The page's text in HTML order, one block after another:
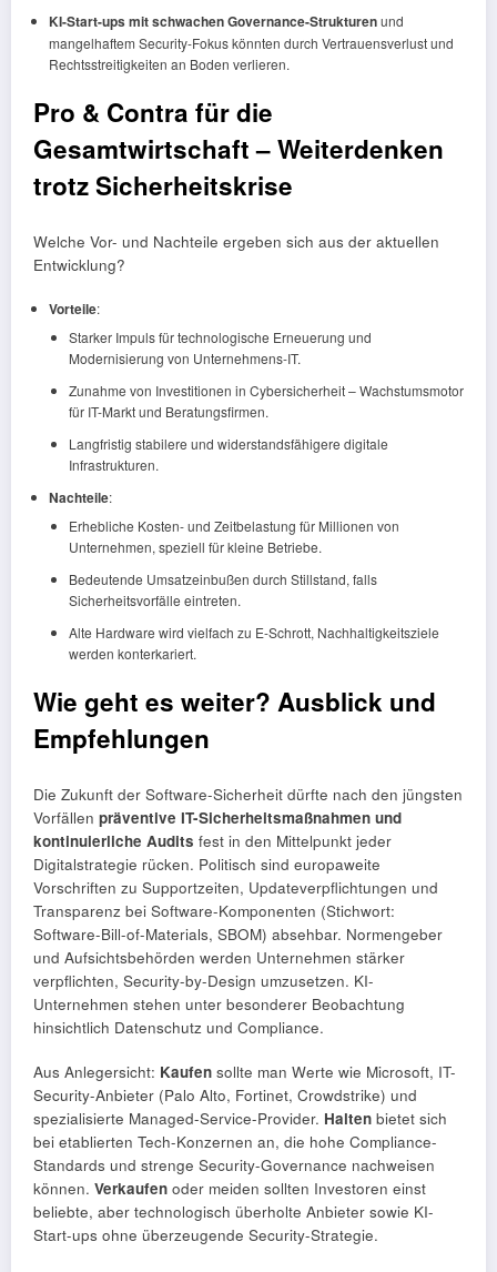
KI-Start-ups mit schwachen Governance-Strukturenund
mangelhaftem Security-Fokus könnten durch Vertrauensverlust und
Rechtsstreitigkeiten an Boden verlieren.
Pro & Contra für die
Gesamtwirtschaft – Weiterdenken
trotz Sicherheitskrise
Welche Vor- und Nachteile ergeben sich aus der aktuellen
Entwicklung?
Vorteile:
Starker Impuls für technologische Erneuerung und
Modernisierung von Unternehmens-IT.
Zunahme von Investitionen in Cybersicherheit – Wachstumsmotor
für IT-Markt und Beratungsfirmen.
Langfristig stabilere und widerstandsfähigere digitale
Infrastrukturen.
Nachteile:
Erhebliche Kosten- und Zeitbelastung für Millionen von
Unternehmen, speziell für kleine Betriebe.
Bedeutende Umsatzeinbußen durch Stillstand, falls
Sicherheitsvorfälle eintreten.
Alte Hardware wird vielfach zu E-Schrott, Nachhaltigkeitsziele
werden konterkariert.
Wie geht es weiter? Ausblick und
Empfehlungen
Die Zukunft der Software-Sicherheit dürfte nach den jüngsten
Vorfällen präventive IT-Sicherheitsmaßnahmen und
kontinuierliche Audits fest in den Mittelpunkt jeder
Digitalstrategie rücken. Politisch sind europaweite
Vorschriften zu Supportzeiten, Updateverpflichtungen und
Transparenz bei Software-Komponenten (Stichwort:
Software-Bill-of-Materials, SBOM) absehbar. Normengeber
und Aufsichtsbehörden werden Unternehmen stärker
verpflichten, Security-by-Design umzusetzen. KI-
Unternehmen stehen unter besonderer Beobachtung
hinsichtlich Datenschutz und Compliance.
Aus Anlegersicht: Kaufen sollte man Werte wie Microsoft, IT-
Security-Anbieter (Palo Alto, Fortinet, Crowdstrike) und
spezialisierte Managed-Service-Provider. Halten bietet sich
bei etablierten Tech-Konzernen an, die hohe Compliance-
Standards und strenge Security-Governance nachweisen
können. Verkaufen oder meiden sollten Investoren einst
beliebte, aber technologisch überholte Anbieter sowie KI-
Start-ups ohne überzeugende Security-Strategie.